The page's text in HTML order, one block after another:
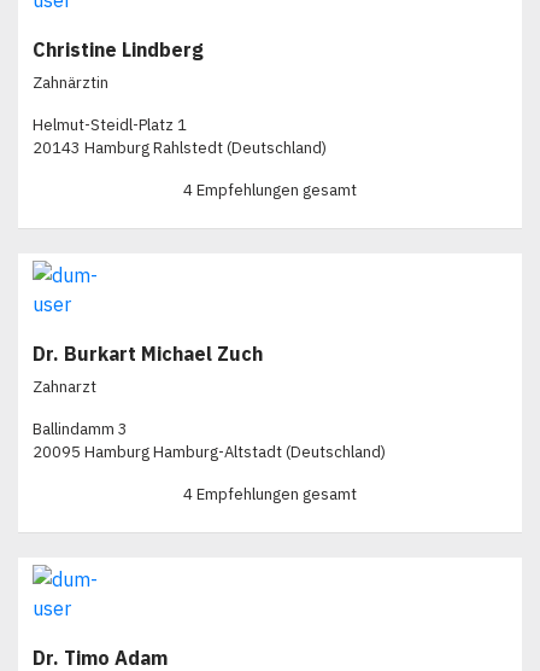
Christine Lindberg
Zahnärztin
Helmut-Steidl-Platz 1
20143 Hamburg Rahlstedt (Deutschland)
4 Empfehlungen gesamt
Dr. Burkart Michael Zuch
Zahnarzt
Ballindamm 3
20095 Hamburg Hamburg-Altstadt (Deutschland)
4 Empfehlungen gesamt
Dr. Timo Adam